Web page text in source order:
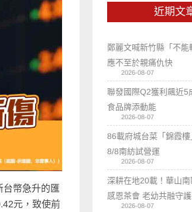
台幣急升的匯
元，致使前
近期文
鄭麗文喊新竹縣「不
應不至於親痛仇快
2026-08-07
聯發國際Q2獲利飆近5
食品牌添動能
2026-08-07
86載府城台菜「錦霞
8/8南紡試營運
2026-08-07
深耕在地20載！華山
感恩茶會 老幼共融守
2026-08-07